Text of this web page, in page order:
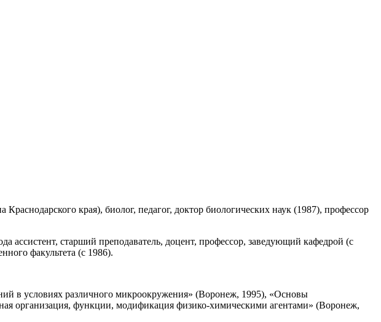
края), биолог, педагог, доктор биологических наук (1987), профессор
ассистент, старший преподаватель, доцент, профессор, заведующий кафедрой (с
факультета (с 1986).
в условиях различного микроокружения» (Воронеж, 1995), «Основы
организация, функции, модификация физико-химическими агентами» (Воронеж,